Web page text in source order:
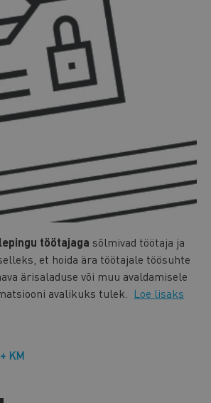
töötajaga sõlmivad töötaja ja
et hoida ära töötajale töösuhte
ärisaladuse või muu avaldamisele
avalikuks tulek. Loe lisaks
KM